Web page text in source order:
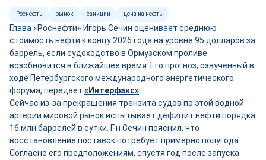
Роснефть рынок санкции цена на нефть
Глава «Роснефти» Игорь Сечин оценивает среднюю
стоимость нефти к концу 2026 года на уровне 95 долларов за
баррель, если судоходство в Ормузском проливе
возобновится в ближайшее время. Его прогноз, озвученный в
ходе Петербургского международного энергетического
форума, передаёт «Интерфакс»
Сейчас из-за прекращения транзита судов по этой водной
артерии мировой рынок испытывает дефицит нефти порядка
16 млн баррелей в сутки. Г-н Сечин пояснил, что
восстановление поставок потребует примерно полугода.
Согласно его предположениям, спустя год после запуска